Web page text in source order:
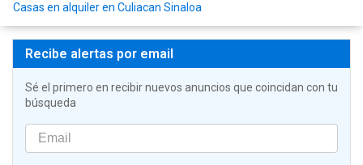
Casas en alquiler en Culiacan Sinaloa
Recibe alertas por email
Sé el primero en recibir nuevos anuncios que coincidan con tu
búsqueda